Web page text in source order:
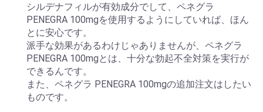
シルデナフィルが有効成分でして、ペネグラ
PENEGRA 100mgを使用するようにしていれば、ほん
とに安心です。
派手な効果があるわけじゃありませんが、ペネグラ
PENEGRA 100mgとは、十分な勃起不全対策を実行が
できるんです。
また、ペネグラ PENEGRA 100mgの追加注文はしたい
ものです。